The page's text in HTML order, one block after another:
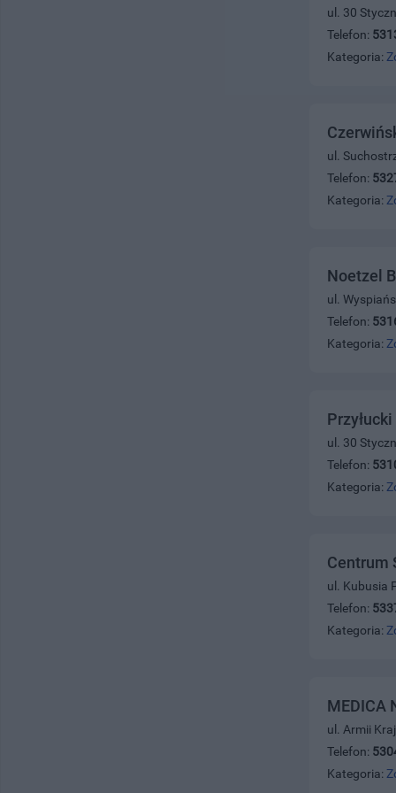
ul. 30
Telefon:
Kategoria:
ul.
Telefon:
Kategoria:
Noetzel
ul.
Telefon:
Kategoria:
ul. 30
Telefon:
Kategoria:
Centrum
ul. Kubusia
Telefon:
Kategoria:
MEDICA
ul. Armii
Telefon:
Kategoria: